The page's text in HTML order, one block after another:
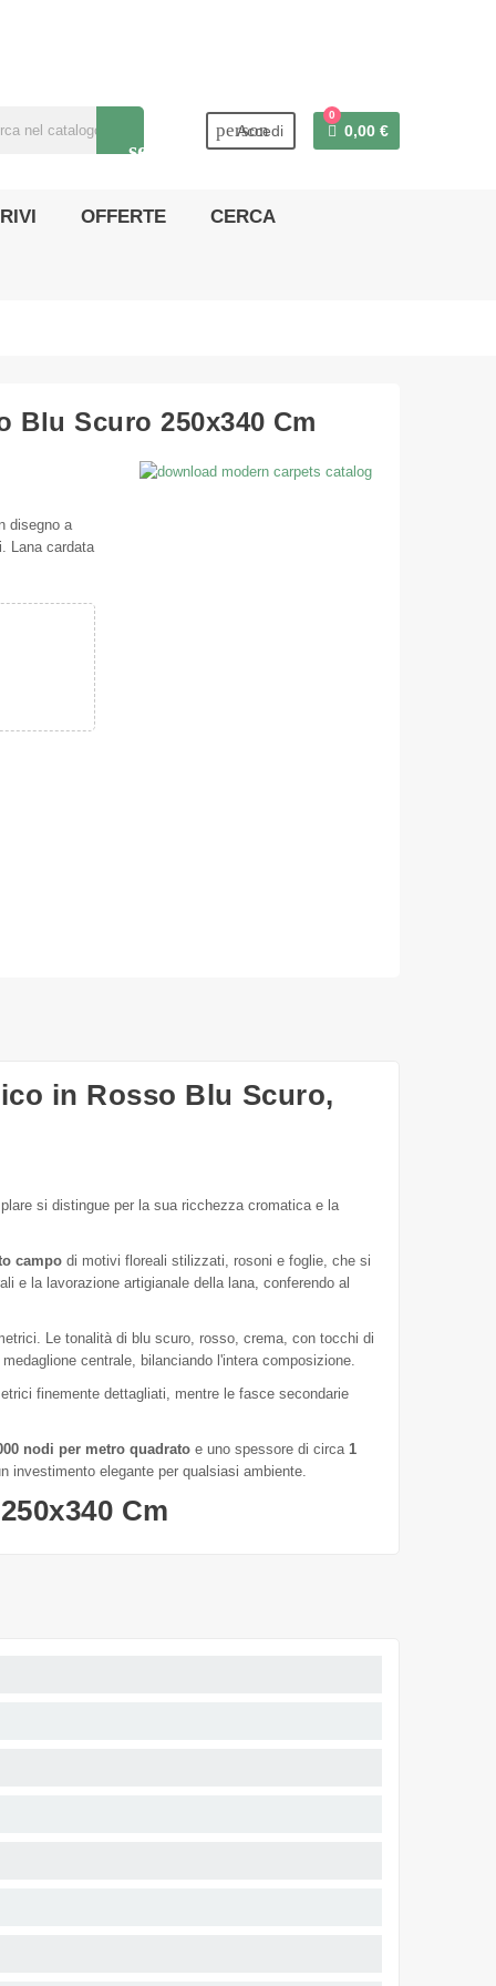
search
person
Accedi
0
0,00 €
OFFERTE CERCA
Blu Scuro 250x340 Cm
disegno a
Lana cardata
in Rosso Blu Scuro,
si distingue per la sua ricchezza cromatica e la
campo di motivi floreali stilizzati, rosoni e foglie, che si
e la lavorazione artigianale della lana, conferendo al
Le tonalità di blu scuro, rosso, crema, con tocchi di
centrale, bilanciando l'intera composizione.
finemente dettagliati, mentre le fasce secondarie
nodi per metro quadrato e uno spessore di circa 1
investimento elegante per qualsiasi ambiente.
Cm